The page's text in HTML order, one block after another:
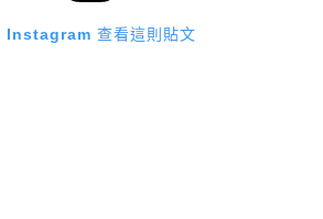
Instagram 查看這則貼文